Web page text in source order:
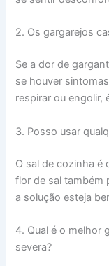
2. Os gargarejos
Se a dor de
se houver
respirar ou engolir,
3. Posso usar
O sal de cozinha é
flor de sal também
a solução esteja
4. Qual é o melhor
severa?